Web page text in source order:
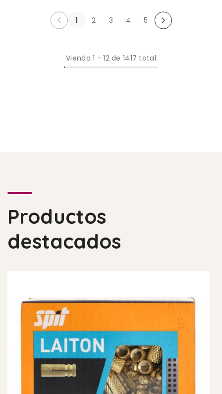
1 2 3 4 5
Viendo 1 - 12 de 1417 total
Productos
destacados